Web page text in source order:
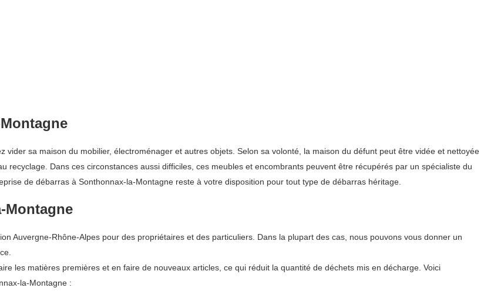
vider sa maison du mobilier, électroménager et autres objets. Selon sa volonté, la maison du défunt peut être vidée et nettoyée
recyclage. Dans ces circonstances aussi difficiles, ces meubles et encombrants peuvent être récupérés par un spécialiste du
de débarras à Sonthonnax-la-Montagne reste à votre disposition pour tout type de débarras héritage.
Montagne
Auvergne-Rhône-Alpes pour des propriétaires et des particuliers. Dans la plupart des cas, nous pouvons vous donner un
les matières premières et en faire de nouveaux articles, ce qui réduit la quantité de déchets mis en décharge. Voici
la-Montagne :